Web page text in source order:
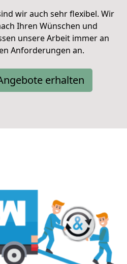
wir auch sehr flexibel. Wir
Ihren Wünschen und
unsere Arbeit immer an
Anforderungen an.
erhalten